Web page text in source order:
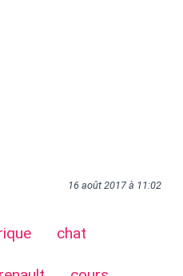
16 août 2017 à 11:02
chat